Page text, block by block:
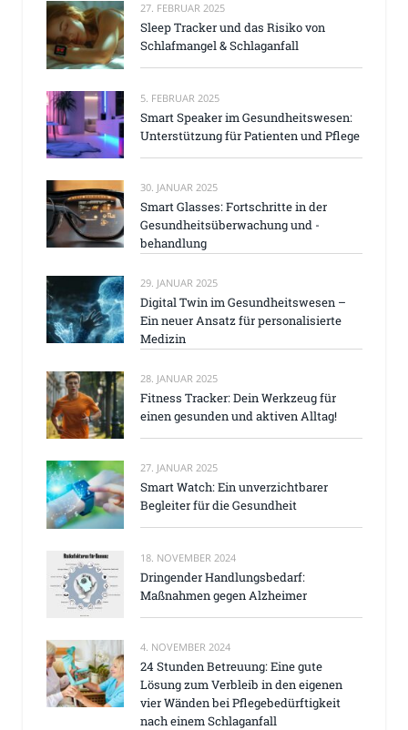
27. FEBRUAR 2025
Sleep Tracker und das Risiko von
Schlafmangel & Schlaganfall
5. FEBRUAR 2025
Smart Speaker im Gesundheitswesen:
Unterstützung für Patienten und Pflege
30. JANUAR 2025
Smart Glasses: Fortschritte in der
Gesundheitsüberwachung und -
behandlung
29. JANUAR 2025
Digital Twin im Gesundheitswesen –
Ein neuer Ansatz für personalisierte
Medizin
28. JANUAR 2025
Fitness Tracker: Dein Werkzeug für
einen gesunden und aktiven Alltag!
27. JANUAR 2025
Smart Watch: Ein unverzichtbarer
Begleiter für die Gesundheit
18. NOVEMBER 2024
Dringender Handlungsbedarf:
Maßnahmen gegen Alzheimer
4. NOVEMBER 2024
24 Stunden Betreuung: Eine gute
Lösung zum Verbleib in den eigenen
vier Wänden bei Pflegebedürftigkeit
nach einem Schlaganfall